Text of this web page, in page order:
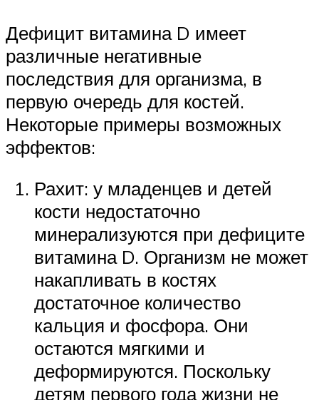
Дефицит витамина D имеет
различные негативные
последствия для организма, в
первую очередь для костей.
Некоторые примеры возможных
эффектов:
Рахит: у младенцев и детей
кости недостаточно
минерализуются при дефиците
витамина D. Организм не может
накапливать в костях
достаточное количество
кальция и фосфора. Они
остаются мягкими и
деформируются. Поскольку
детям первого года жизни не